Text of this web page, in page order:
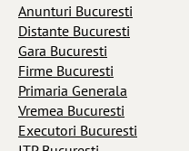
Anunturi Bucuresti
Distante Bucuresti
Gara Bucuresti
Firme Bucuresti
Primaria Generala
Vremea Bucuresti
Executori Bucuresti